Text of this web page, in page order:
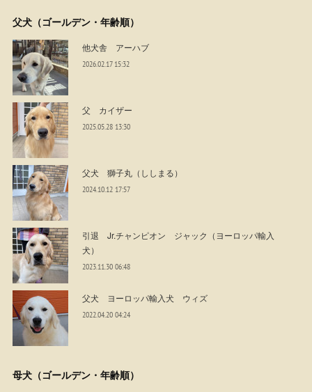
父犬（ゴールデン・年齢順）
他犬舎 アーハブ
2026.02.17 15:32
父 カイザー
2025.05.28 13:30
父犬 獅子丸（ししまる）
2024.10.12 17:57
引退 Jr.チャンピオン ジャック（ヨーロッパ輸入
犬）
2023.11.30 06:48
父犬 ヨーロッパ輸入犬 ウィズ
2022.04.20 04:24
母犬（ゴールデン・年齢順）